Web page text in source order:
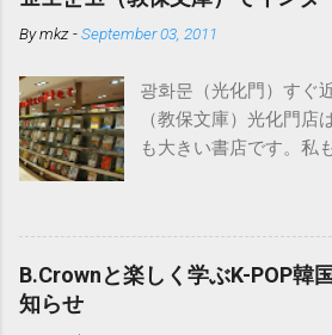
ろん現在の韓国で使わ
詳しく扱われています
ています。 必要以上の
らも値段が高めですが
も入っているのでおす
「朝鮮語辞典」とセッ
す。朝鮮語辞典と同じ
ています。 ※iPhone用
Bymkz -September 03, 2011
광화문（光化門）すぐ
（教保文庫）光化門店
も大きい書店です。私
この교보문고のインタ
http://
本にも送付してくれま
すが、ブラウザは基本
B.Crownと楽しく学ぶK-POP韓
知らせ